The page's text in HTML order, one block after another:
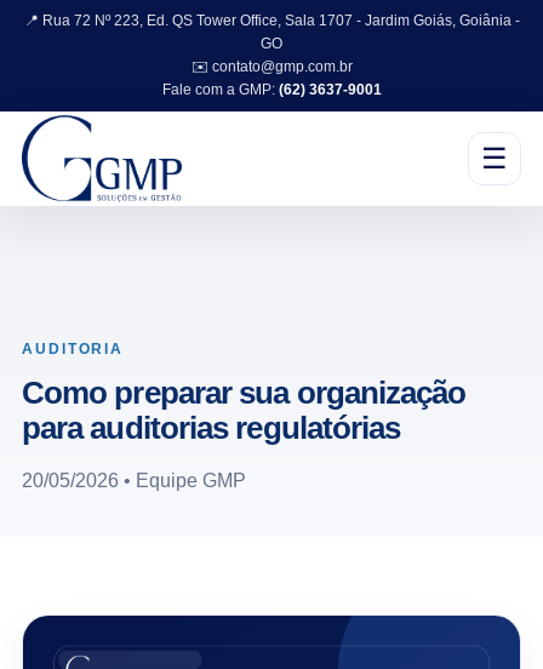
📍 Rua 72 Nº 223, Ed. QS Tower Office, Sala 1707 - Jardim Goiás, Goiânia -
GO
✉️ contato@gmp.com.br
Fale com a GMP: (62) 3637-9001
☰
AUDITORIA
Como preparar sua organização
para auditorias regulatórias
20/05/2026 • Equipe GMP